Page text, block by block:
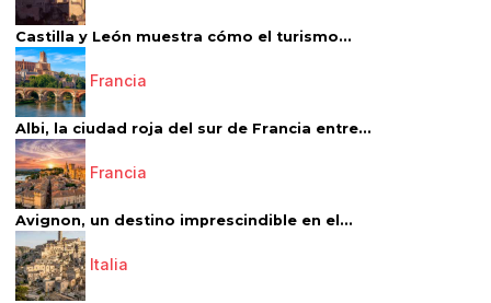
Castilla y León muestra cómo el turismo...
Francia
Albi, la ciudad roja del sur de Francia entre...
Francia
Avignon, un destino imprescindible en el...
Italia